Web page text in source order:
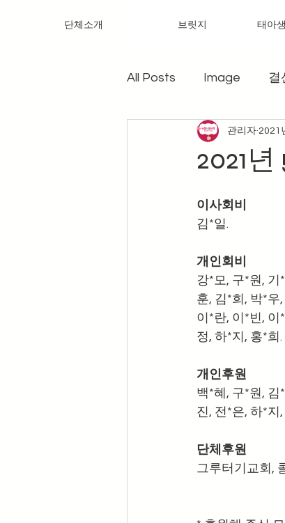
단체소개 브릿지 태아
All Posts Image 결
2021
관리자 2021
이사회비
김*일.
개인회비
강*모, 구*원, 기
훈, 김*희, 박*우
이*란, 이*빈, 이
정, 하*지, 홍*희.
개인후원
백*혜, 구*원, 김
진, 전*은, 하*지
단체후원
그루터기교회,